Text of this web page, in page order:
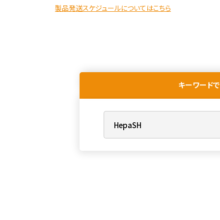
製品発送スケジュールについてはこちら
キーワード